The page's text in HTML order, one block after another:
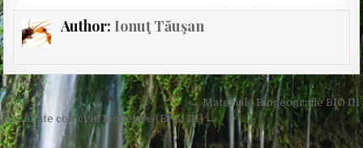
E
D
:
Author: Ionuţ Tăuşan
Post
navigation
← Materiale Biogeografie BIO III
Rezultate colocviu Modelare (EPM III) →